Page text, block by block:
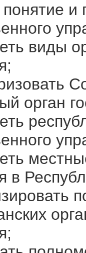
и
виды
орган
в